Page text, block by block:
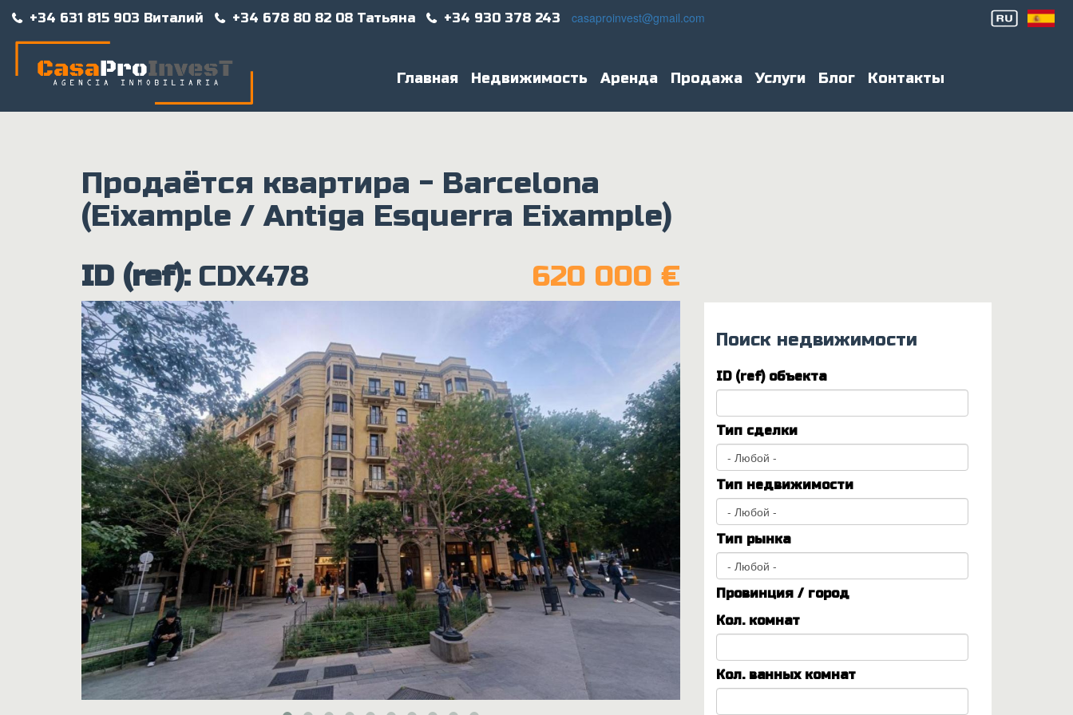
Перейти к основному содержанию
+34 631 815 903 Виталий +34 678 80 82 08 Татьяна +34 930 378 243 casaproinvest@gmail.com
Главная Недвижимость Аренда Продажа Услуги Блог Контакты
Продаётся квартира - Barcelona
(Eixample / Antiga Esquerra Eixample)
ID (ref): CDX478 620 000 €
Поиск недвижимости
ID (ref) объекта
Тип сделки
Тип недвижимости
Тип рынка
Провинция / город
Кол. комнат
Кол. ванных комнат